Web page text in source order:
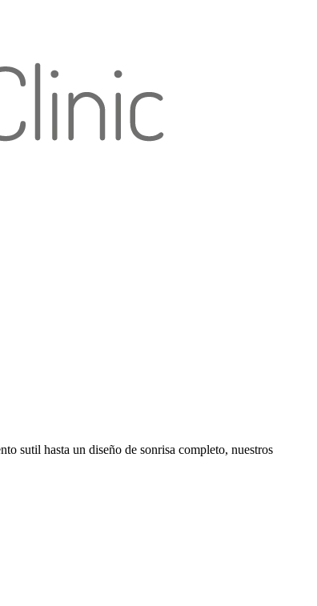
sutil hasta un diseño de sonrisa completo, nuestros